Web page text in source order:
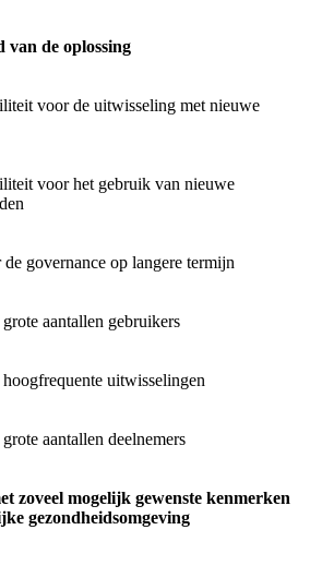
van de oplossing
voor de uitwisseling met nieuwe
voor het gebruik van nieuwe
governance op langere termijn
aantallen gebruikers
uitwisselingen
aantallen deelnemers
zoveel mogelijk gewenste kenmerken
gezondheidsomgeving